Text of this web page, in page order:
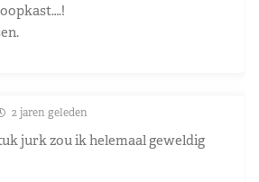
2 jaren geleden
jurk zou ik helemaal geweldig